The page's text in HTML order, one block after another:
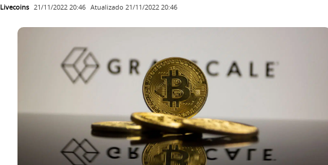
Livecoins 21/11/2022 20:46 Atualizado 21/11/2022 20:46